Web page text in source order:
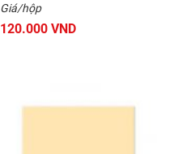
Giá/hộp
120.000 VND